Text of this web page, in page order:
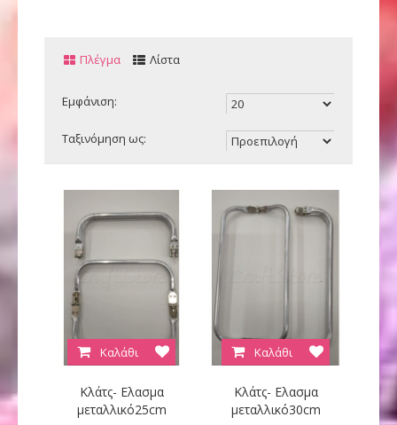
Πλέγμα Λίστα
Εμφάνιση:
Ταξινόμηση ως:
Κλάτς- Ελασμα
μεταλλικό25cm
Καλάθι
Κλάτς- Ελασμα
μεταλλικό30cm
Καλάθι